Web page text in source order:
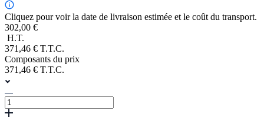
Cliquez pour voir la date de livraison estimée et le coût du transport.
302,00 €
H.T.
371,46 € T.T.C.
Composants du prix
371,46 € T.T.C.